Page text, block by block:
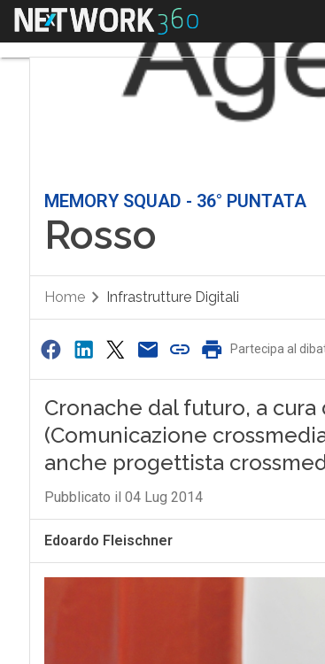
Menu
MEMORY SQUAD - 36° PUNTATA
Rosso
Home Infrastrutture Digitali
Partecipa al
Cronache dal futuro, a
(Comunicazione
anche progettista
Pubblicato il 04 Lug 2014
Edoardo Fleischner